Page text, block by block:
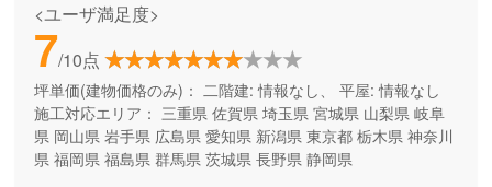
<ユーザ満足度>
7/10点
坪単価(建物価格のみ)： 二階建: 情報なし、 平屋: 情報なし
施工対応エリア： 三重県 佐賀県 埼玉県 宮城県 山梨県 岐阜
県 岡山県 岩手県 広島県 愛知県 新潟県 東京都 栃木県 神奈川
県 福岡県 福島県 群馬県 茨城県 長野県 静岡県